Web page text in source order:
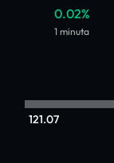
0.02%
1 minuta
121.07